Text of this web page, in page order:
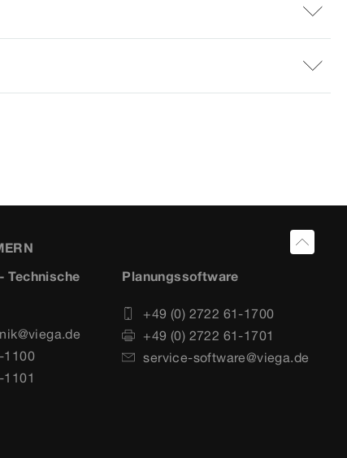
Technische
1100
Planungssoftware
+49 (0) 2722 61-1700
+49 (0) 2722 61-1701
service-software@viega.de